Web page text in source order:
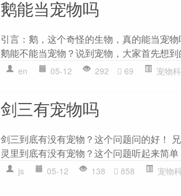
鹅能当宠物吗
引言：鹅，这个奇怪的生物，真的能当宠
鹅能不能当宠物？说到宠物，大家首先想
en 05-12 292 69 宠物
剑三有宠物吗
剑三到底有没有宠物？这个问题问的好！
灵里到底有没有宠物？这个问题听起来简
js 05-12 138 858 宠物